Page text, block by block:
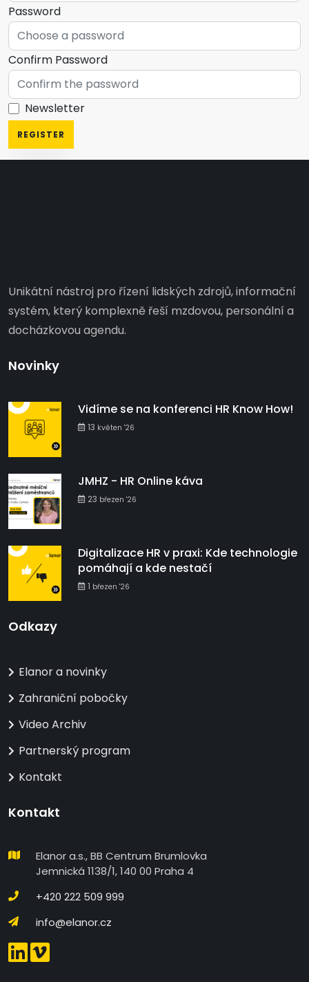
Password
Confirm Password
Newsletter
REGISTER
Unikátní nástroj pro řízení lidských zdrojů, informační
systém, který komplexně řeší mzdovou, personální a
docházkovou agendu.
Novinky
Vidíme se na konferenci HR Know How!
13 květen '26
JMHZ - HR Online káva
23 březen '26
Digitalizace HR v praxi: Kde technologie
pomáhají a kde nestačí
1 březen '26
Odkazy
Elanor a novinky
Zahraniční pobočky
Video Archiv
Partnerský program
Kontakt
Kontakt
Elanor a.s., BB Centrum Brumlovka
Jemnická 1138/1, 140 00 Praha 4
+420 222 509 999
info@elanor.cz